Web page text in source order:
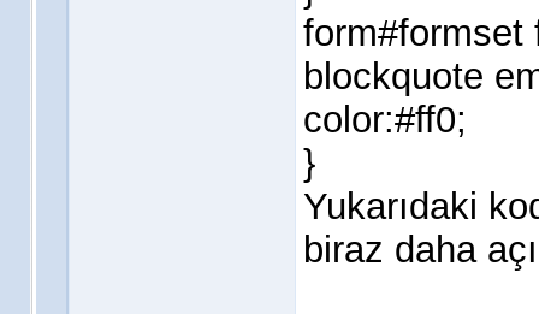
form#formset
blockquote
color:#ff0;
}
Yukarıdaki
biraz daha